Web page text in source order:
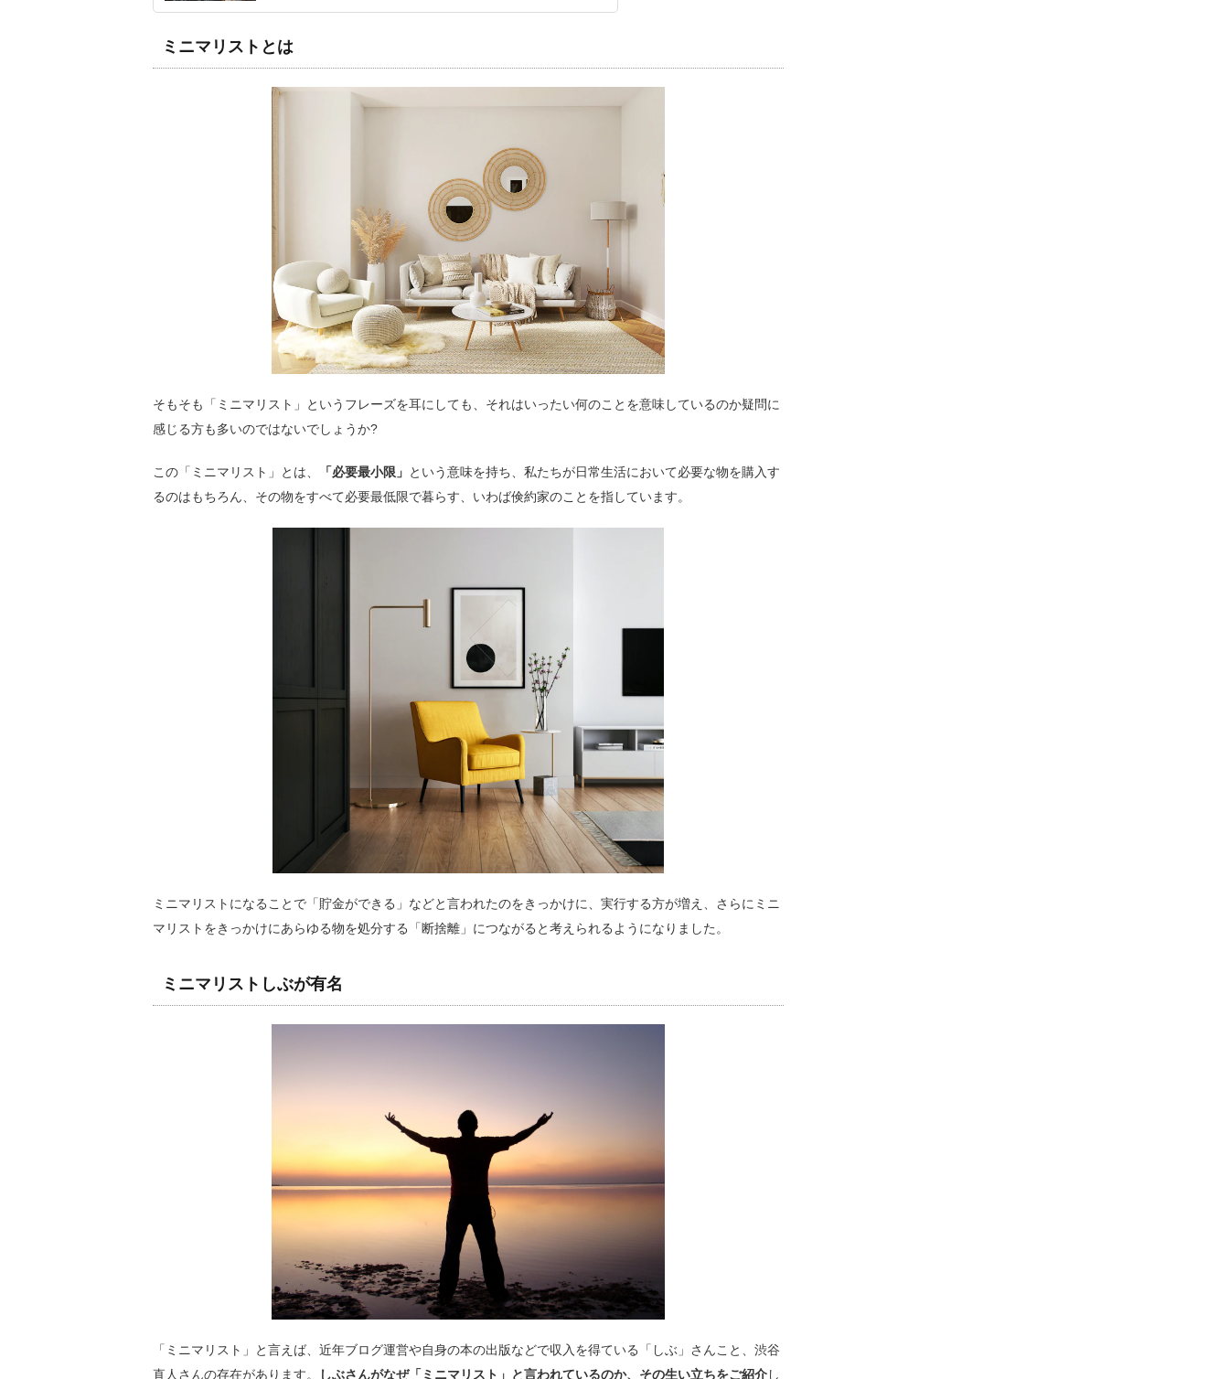
ミニマリストとは
そもそも「ミニマリスト」というフレーズを耳にしても、それはいったい何のことを意味しているのか疑問に
感じる方も多いのではないでしょうか?
この「ミニマリスト」とは、 「必要最小限」 という意味を持ち、私たちが日常生活において必要な物を購入す
るのはもちろん、その物をすべて必要最低限で暮らす、いわば倹約家のことを指しています。
ミニマリストになることで「貯金ができる」などと言われたのをきっかけに、実行する方が増え、さらにミニ
マリストをきっかけにあらゆる物を処分する「断捨離」につながると考えられるようになりました。
ミニマリストしぶが有名
「ミニマリスト」と言えば、近年ブログ運営や自身の本の出版などで収入を得ている「しぶ」さんこと、渋谷
直人さんの存在があります。
しぶさんがなぜ「ミニマリスト」と言われているのか、その生い立ちをご紹介し